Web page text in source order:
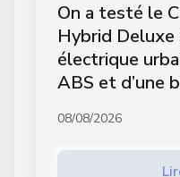
On a testé le
Hybrid Deluxe
électrique
ABS et d’une
08/08/2026